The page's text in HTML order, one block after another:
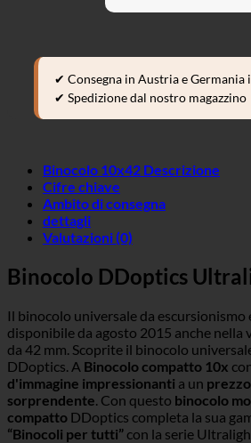
✔ Consegna in Austria e Germania
✔ Spedizione dal nostro magazzino
Binocolo 10x42 Descrizione
Cifre chiave
Ambito di consegna
dettagli
Valutazioni (0)
Binocolo DDoptics
Il binocolo universale da
disponibile da agosto 2015 anche nella
da 42 mm. Scoprite il binocolo
DDoptics. A Binocolo compatto 10x
d'immagine impressionanti a un
sorprendente. Con questo binocolo
compatto DDoptics completa la sua
“Binocoli per tutti” con la serie